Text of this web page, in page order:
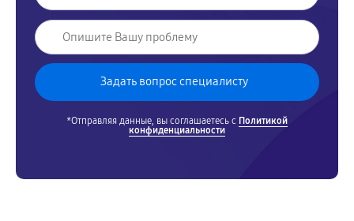
*Отправляя данные, вы соглашаетесь с Политикой
конфиденциальности